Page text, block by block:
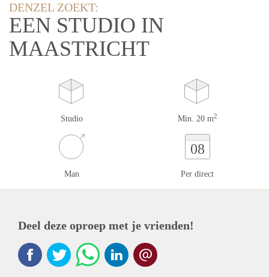
DENZEL ZOEKT:
EEN STUDIO IN
MAASTRICHT
Studio Min. 20 m2
Man
08
Per direct
Deel deze oproep met je vrienden!